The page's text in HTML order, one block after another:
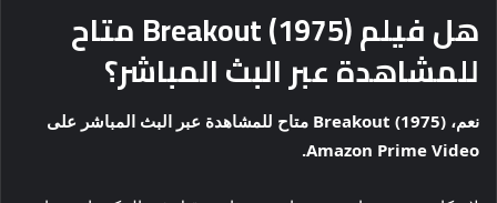
هل فيلم Breakout (1975) متاح
للمشاهدة عبر البث المباشر؟
نعم، Breakout (1975) متاح للمشاهدة عبر البث المباشر على
Amazon Prime Video.